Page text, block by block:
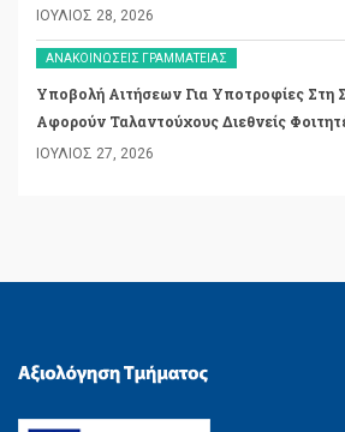
ΙΟΎΛΙΟΣ 28, 2026
ΑΝΑΚΟΙΝΏΣΕΙΣ ΓΡΑΜΜΑΤΕΊΑΣ
Υποβολή Αιτήσεων Για Υποτροφίες Στη
Αφορούν Ταλαντούχους Διεθνείς
ΙΟΎΛΙΟΣ 27, 2026